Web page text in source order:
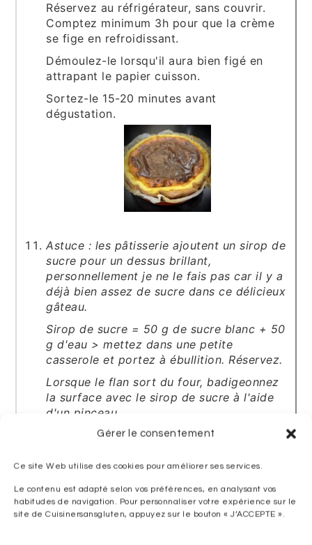
Gérer le consentement
Ce site Web utilise des cookies pour améliorer ses services.
Le contenu est adapté selon vos préférences, en analysant vos
habitudes de navigation. Pour personnaliser votre expérience sur le
site de Cuisinersansgluten, appuyez sur le bouton « J’ACCEPTE ».
Réservez au réfrigérateur, sans couvrir.
Comptez minimum 3h pour que la crème
se fige en refroidissant.
Démoulez-le lorsqu'il aura bien figé en
attrapant le papier cuisson.
Sortez-le 15-20 minutes avant
dégustation.
Astuce : les pâtisserie ajoutent un sirop de
sucre pour un dessus brillant,
personnellement je ne le fais pas car il y a
déjà bien assez de sucre dans ce délicieux
gâteau.
Sirop de sucre = 50 g de sucre blanc + 50
g d'eau > mettez dans une petite
casserole et portez à ébullition. Réservez.
Lorsque le flan sort du four, badigeonnez
la surface avec le sirop de sucre à l'aide
d'un pinceau.
Autre option : réalisez une crème chantilly,
refroidi et garnissez de fruits.
LE PETIT PLUS